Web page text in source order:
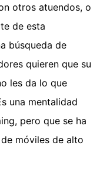
otros atuendos, o
de esta
búsqueda de
quieren que su
les da lo que
una mentalidad
pero que se ha
móviles de alto